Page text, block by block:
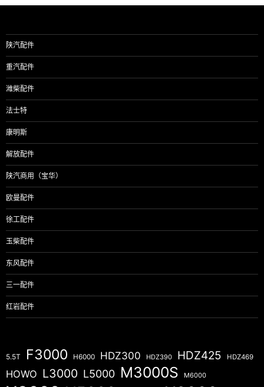
陕汽配件
重汽配件
潍柴配件
法士特
康明斯
解放配件
陕汽商用（宝华）
欧曼配件
徐工配件
玉柴配件
东风配件
三一配件
红岩配件
5.5T F3000 H6000 HDZ300 HDZ390 HDZ425 HDZ469
HOWO L3000 L5000 M3000S M6000